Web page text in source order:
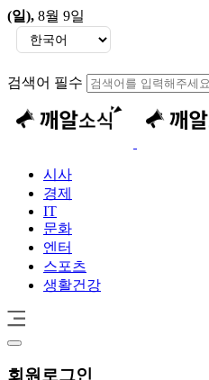
(일), 8월 9일
검색어 필수
시사
경제
IT
문화
엔터
스포츠
생활건강
회원 로그인